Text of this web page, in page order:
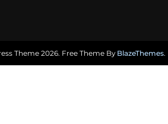
Theme 2026. Free Theme By BlazeThemes.